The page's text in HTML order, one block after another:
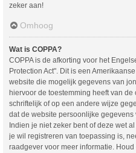
zeker aan!
Omhoog
Wat is COPPA?
COPPA is de afkorting voor het
Protection Act". Dit is een
website die mogelijk gegevens van
hiervoor de toestemming heeft van
schriftelijk of op een andere wijze
dat de website persoonlijke
Indien je niet zeker bent of deze wet
je wil registreren van toepassing is,
raadgever voor meer informatie.